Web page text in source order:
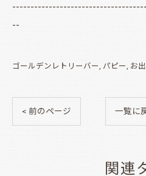
--
ゴールデンレトリーバー パピー お
< 前のページ 一覧に
関連